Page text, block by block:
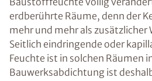
erdberührte Räume, denn der
mehr und mehr als
Seitlich eindringende oder
Feuchte ist in solchen Räumen
Bauwerksabdichtung ist